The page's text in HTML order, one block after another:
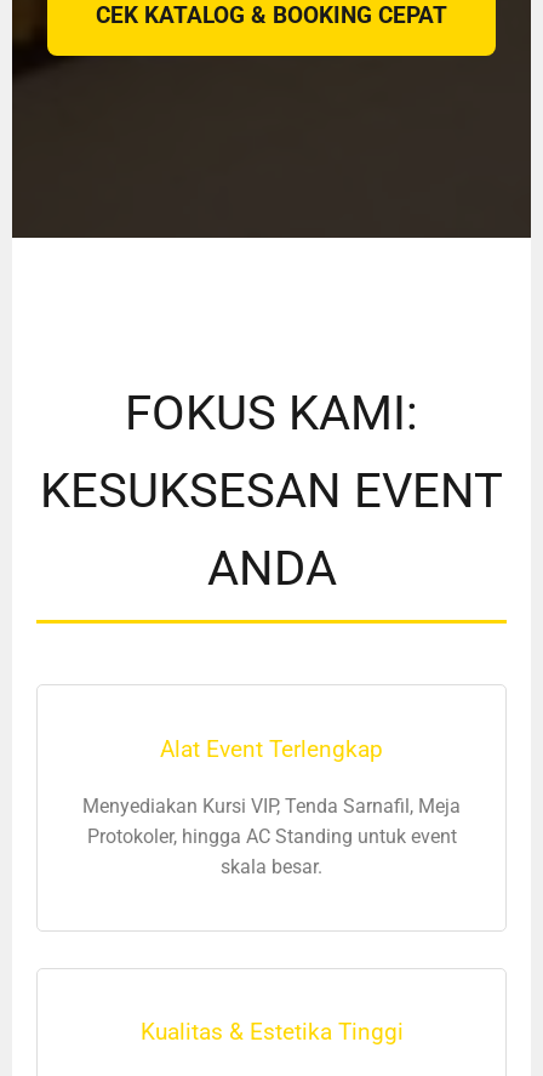
CEK KATALOG & BOOKING CEPAT
FOKUS KAMI:
KESUKSESAN EVENT
ANDA
Alat Event Terlengkap
Menyediakan Kursi VIP, Tenda Sarnafil, Meja
Protokoler, hingga AC Standing untuk event
skala besar.
Kualitas & Estetika Tinggi